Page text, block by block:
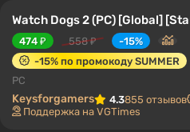
Watch Dogs 2 (PC) [Global]
474 ₽ 558 ₽
-15%
-15% по промокоду SUMMER
PC
Keysforgamers 4.3855 отзывов
Поддержка на VGTimes